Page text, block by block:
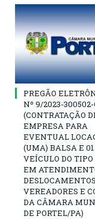
PREGÃO
Nº 9/2023-300502-
(CONTRATAÇÃO
EMPRESA PARA
EVENTUAL
(UMA) BALSA E
VEÍCULO DO TIPO
EM
VEREADORES E
DA CÂMARA
DE PORTEL/PA)